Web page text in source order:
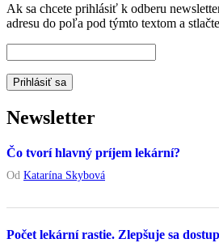
Ak sa chcete prihlásiť k odberu
adresu do poľa pod týmto textom a
Newsletter
Čo tvorí hlavný príjem lekární?
Od Katarína Skybová
Počet lekární rastie. Zlepšuje sa